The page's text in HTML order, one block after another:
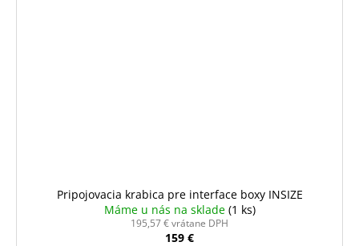
Pripojovacia krabica pre interface boxy INSIZE
Máme u nás na sklade (1 ks)
195,57 € vrátane DPH
159 €